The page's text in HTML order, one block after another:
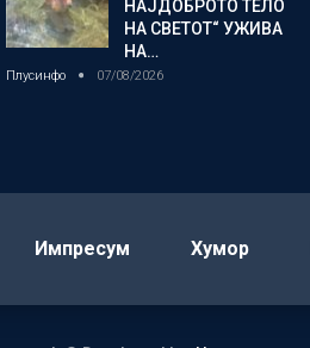
НАЈДОБРОТО ТЕЛО
НА СВЕТОТ“ УЖИВА
НА…
Плусинфо 07/08/2026
Импресум Хумор